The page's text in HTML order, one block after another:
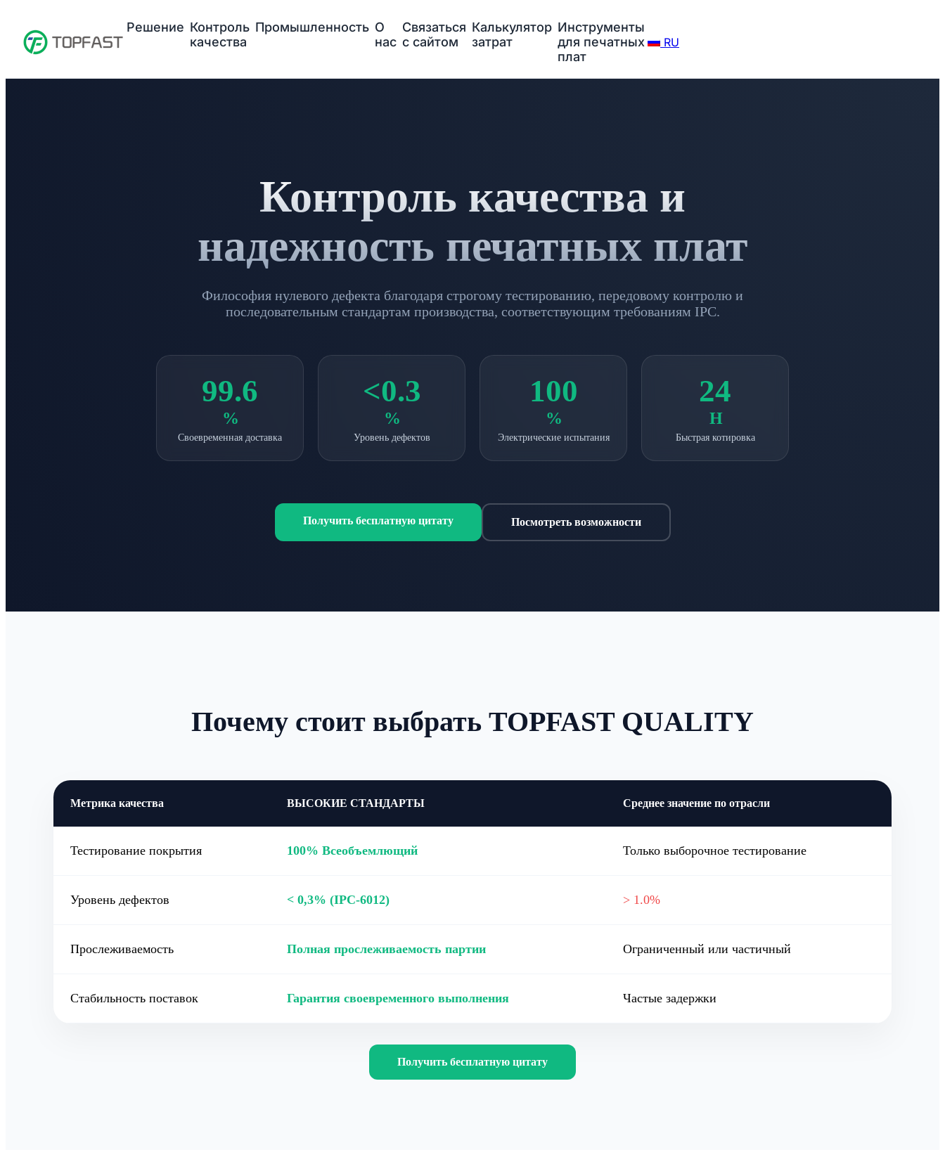
Решение Контроль
качества
Промышленность О
нас
Связаться
с сайтом
Калькулятор
затрат
Инструменты
для печатных
плат
RU
Контроль качества и
надежность печатных плат
Философия нулевого дефекта благодаря строгому тестированию, передовому контролю и
последовательным стандартам производства, соответствующим требованиям IPC.
99.6
%
Своевременная доставка
<0.3
%
Уровень дефектов
100
%
Электрические испытания
24
H
Быстрая котировка
Получить бесплатную цитату Посмотреть возможности
Почему стоит выбрать TOPFAST QUALITY
Метрика качества ВЫСОКИЕ СТАНДАРТЫ Среднее значение по отрасли
Тестирование покрытия 100% Всеобъемлющий Только выборочное тестирование
Уровень дефектов < 0,3% (IPC-6012) > 1.0%
Прослеживаемость Полная прослеживаемость партии Ограниченный или частичный
Стабильность поставок Гарантия своевременного выполнения Частые задержки
Получить бесплатную цитату